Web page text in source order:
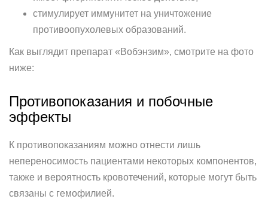
стимулирует иммунитет на уничтожение
противоопухолевых образований.
Как выглядит препарат «Вобэнзим», смотрите на фото
ниже:
Противопоказания и побочные
эффекты
К противопоказаниям можно отнести лишь
непереносимость пациентами некоторых компонентов,
также и вероятность кровотечений, которые могут быть
связаны с гемофилией.